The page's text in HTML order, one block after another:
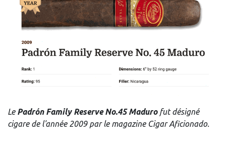
Le Padrón Family Reserve No.45 Madurofut désigné
cigare de l'année 2009 par le magazine Cigar Aficionado.